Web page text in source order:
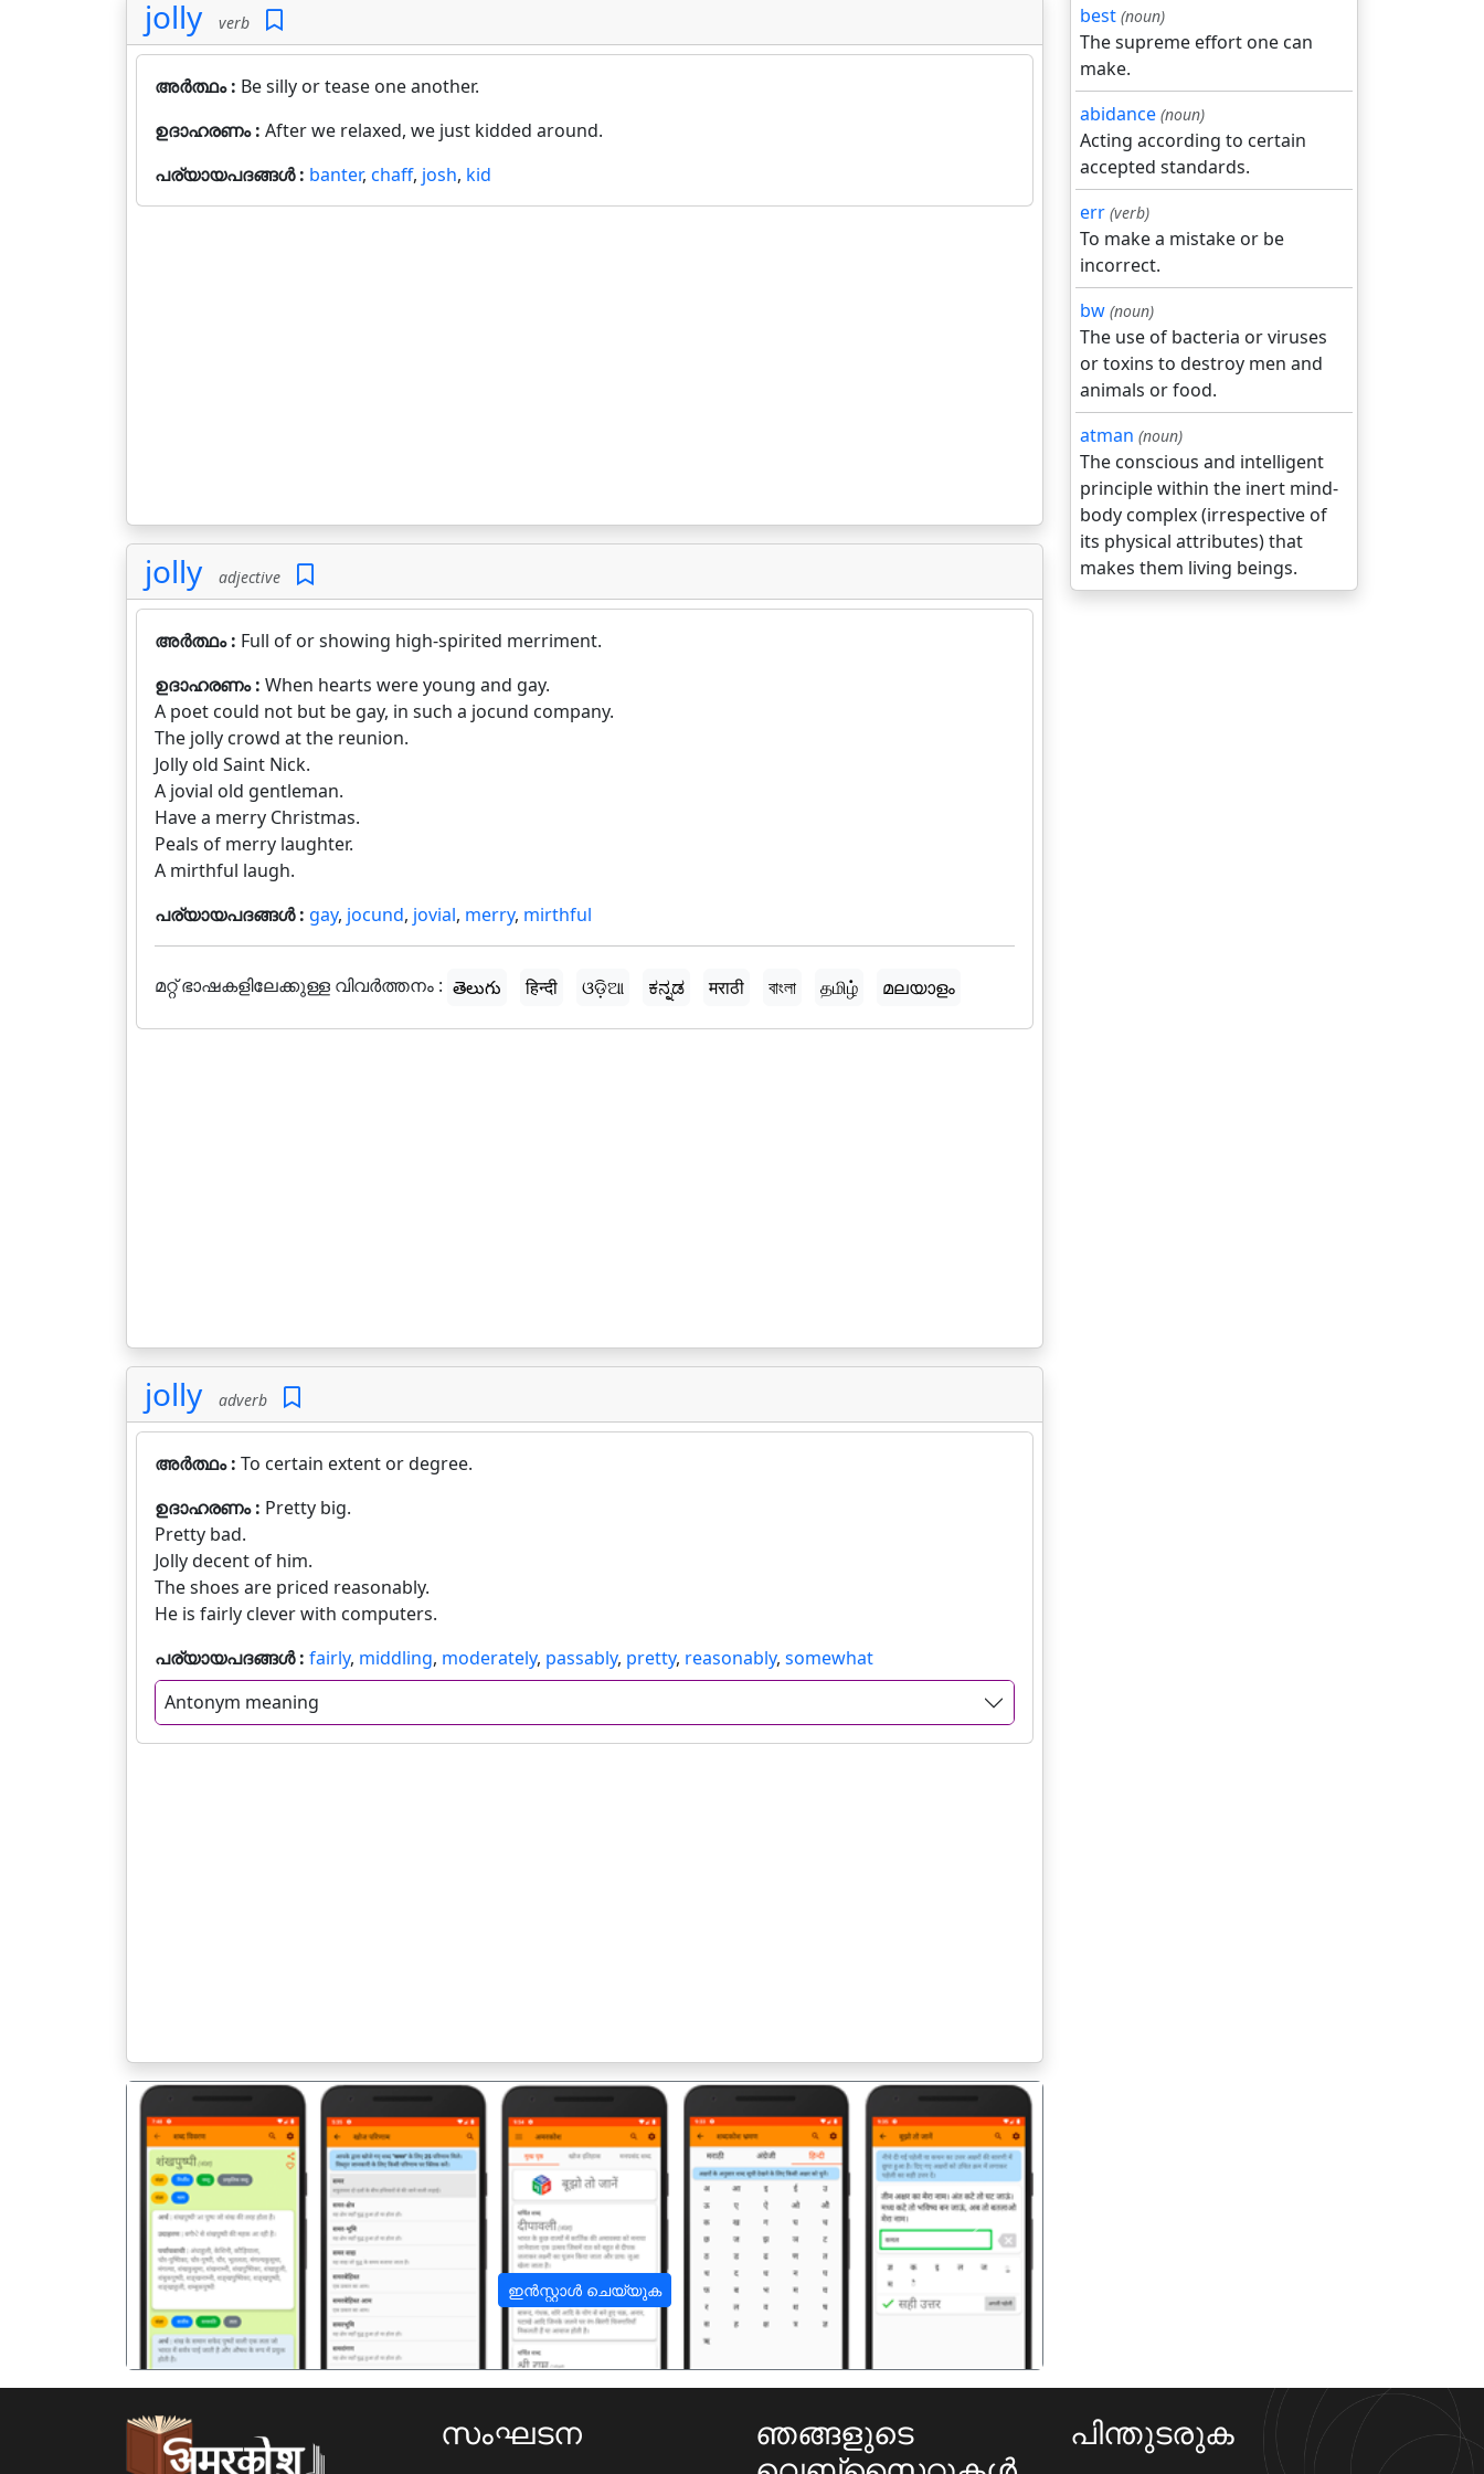
jolly verb
അർത്ഥം : Be silly or tease one another.
ഉദാഹരണം : After we relaxed, we just kidded around.
പര്യായപദങ്ങൾ : banter, chaff, josh, kid
jolly adjective
അർത്ഥം : Full of or showing high-spirited merriment.
ഉദാഹരണം : When hearts were young and gay.
A poet could not but be gay, in such a jocund company.
The jolly crowd at the reunion.
Jolly old Saint Nick.
A jovial old gentleman.
Have a merry Christmas.
Peals of merry laughter.
A mirthful laugh.
പര്യായപദങ്ങൾ : gay, jocund, jovial, merry, mirthful
മറ്റ് ഭാഷകളിലേക്കുള്ള വിവർത്തനം : తెలుగు हिन्दी ଓଡ଼ିଆ ಕನ್ನಡ मराठी বাংলা தமிழ் മലയാളം
jolly adverb
അർത്ഥം : To certain extent or degree.
ഉദാഹരണം : Pretty big.
Pretty bad.
Jolly decent of him.
The shoes are priced reasonably.
He is fairly clever with computers.
പര്യായപദങ്ങൾ : fairly, middling, moderately, passably, pretty, reasonably, somewhat
Antonym meaning
ഇൻസ്റ്റാൾ ചെയ്യുക
पिछला अगला
best (noun)
The supreme effort one can
make.
abidance (noun)
Acting according to certain
accepted standards.
err (verb)
To make a mistake or be
incorrect.
bw (noun)
The use of bacteria or viruses
or toxins to destroy men and
animals or food.
atman (noun)
The conscious and intelligent
principle within the inert mind-
body complex (irrespective of
its physical attributes) that
makes them living beings.
സംഘടന
ഞങ്ങളുടെ
പിന്തുടരുക